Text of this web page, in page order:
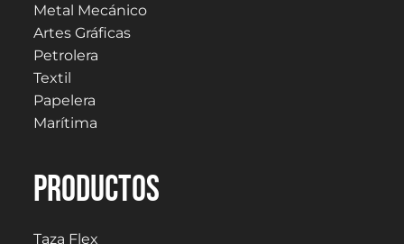
Metal Mecánico
Artes Gráficas
Petrolera
Textil
Papelera
Marítima
PRODUCTOS
Taza Flex